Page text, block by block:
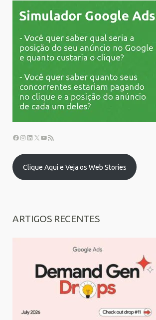
Clique Aqui e Veja os Web Stories
ARTIGOS RECENTES